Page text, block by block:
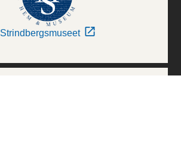
Strindbergsmuseet